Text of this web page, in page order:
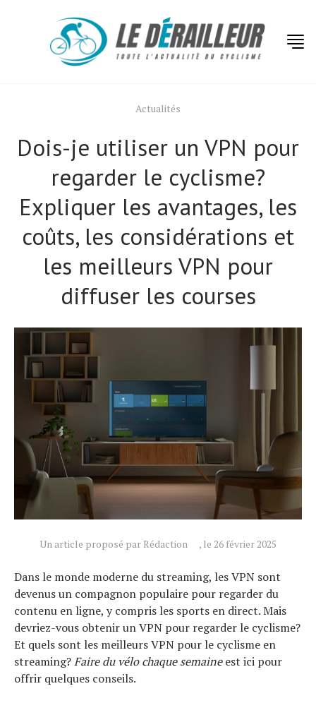
Actualités
Dois-je utiliser un VPN pour
regarder le cyclisme?
Expliquer les avantages, les
coûts, les considérations et
les meilleurs VPN pour
diffuser les courses
Un article proposé par Rédaction , le 26 février 2025
Dans le monde moderne du streaming, les VPN sont
devenus un compagnon populaire pour regarder du
contenu en ligne, y compris les sports en direct. Mais
devriez-vous obtenir un VPN pour regarder le cyclisme?
Et quels sont les meilleurs VPN pour le cyclisme en
streaming?Faire du vélo chaque semaineest ici pour
offrir quelques conseils.